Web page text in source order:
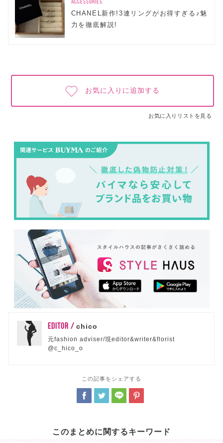
ACCESSORIES
CHANEL新作!3連リングがお得すぎる♪魅
力を徹底解説!
お気に入りに追加する
お気に入りリストを見る
EDITOR /chico
元fashion adviser/現editor&writer&florist
@c_hico_o
この記事をシェアする
このまとめに関するキーワード